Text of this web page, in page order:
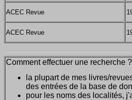
ACEC Revue
ACEC Revue
Comment effectuer une recherche ?
la plupart de mes livres/
des entrées de la base de
pour les noms des localités,